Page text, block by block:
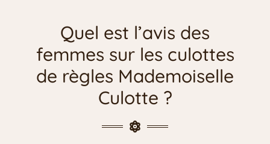
Quel est l’avis des
femmes sur les culottes
de règles Mademoiselle
Culotte ?